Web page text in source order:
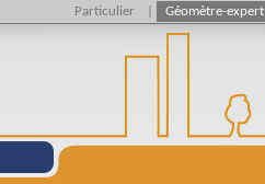
Particulier Géomètre-expert